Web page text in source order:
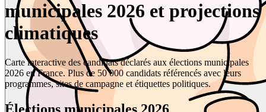
municipales 2026 et projections
climatiques
Carte interactive des candidats déclarés aux élections municipales
2026 en France. Plus de 50 000 candidats référencés avec leurs
programmes, sites de campagne et étiquettes politiques.
Élections municipales 2026